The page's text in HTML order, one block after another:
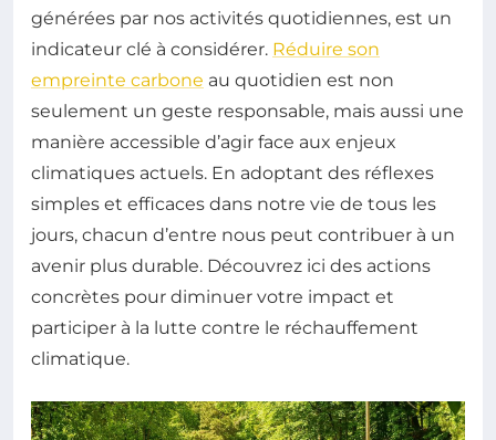
générées par nos activités quotidiennes, est un
indicateur clé à considérer. Réduire son
empreinte carbone au quotidien est non
seulement un geste responsable, mais aussi une
manière accessible d’agir face aux enjeux
climatiques actuels. En adoptant des réflexes
simples et efficaces dans notre vie de tous les
jours, chacun d’entre nous peut contribuer à un
avenir plus durable. Découvrez ici des actions
concrètes pour diminuer votre impact et
participer à la lutte contre le réchauffement
climatique.